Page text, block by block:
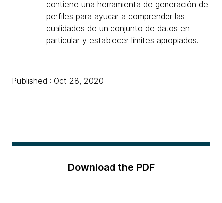
contiene una herramienta de generación de
perfiles para ayudar a comprender las
cualidades de un conjunto de datos en
particular y establecer límites apropiados.
Published : Oct 28, 2020
Download the PDF